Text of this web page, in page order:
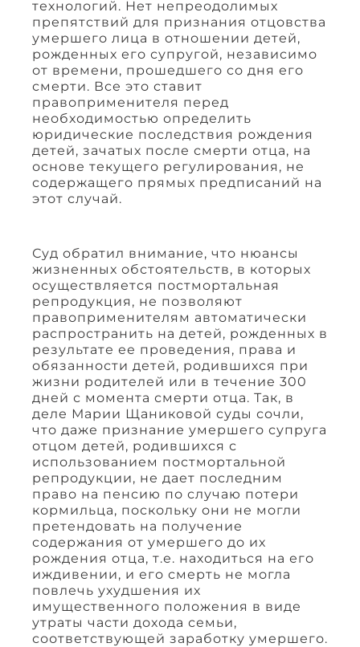
технологий. Нет непреодолимых
препятствий для признания отцовства
умершего лица в отношении детей,
рожденных его супругой, независимо
от времени, прошедшего со дня его
смерти. Все это ставит
правоприменителя перед
необходимостью определить
юридические последствия рождения
детей, зачатых после смерти отца, на
основе текущего регулирования, не
содержащего прямых предписаний на
этот случай.
Суд обратил внимание, что нюансы
жизненных обстоятельств, в которых
осуществляется постмортальная
репродукция, не позволяют
правоприменителям автоматически
распространить на детей, рожденных в
результате ее проведения, права и
обязанности детей, родившихся при
жизни родителей или в течение 300
дней с момента смерти отца. Так, в
деле Марии Щаниковой суды сочли,
что даже признание умершего супруга
отцом детей, родившихся с
использованием постмортальной
репродукции, не дает последним
право на пенсию по случаю потери
кормильца, поскольку они не могли
претендовать на получение
содержания от умершего до их
рождения отца, т.е. находиться на его
иждивении, и его смерть не могла
повлечь ухудшения их
имущественного положения в виде
утраты части дохода семьи,
соответствующей заработку умершего.